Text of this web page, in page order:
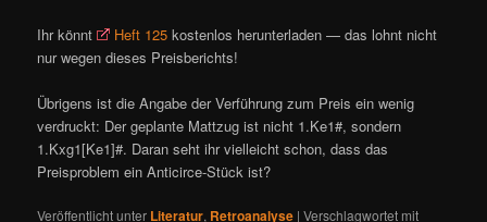
Ihr könnt Heft 125 kostenlos herunterladen — das lohnt nicht
nur wegen dieses Preisberichts!
Übrigens ist die Angabe der Verführung zum Preis ein wenig
verdruckt: Der geplante Mattzug ist nicht 1.Ke1#, sondern
1.Kxg1[Ke1]#. Daran seht ihr vielleicht schon, dass das
Preisproblem ein Anticirce-Stück ist?
Veröffentlicht unter Literatur, Retroanalyse |Verschlagwortet mit